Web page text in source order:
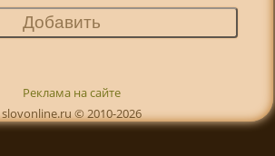
Реклама на сайте
slovonline.ru © 2010-2026